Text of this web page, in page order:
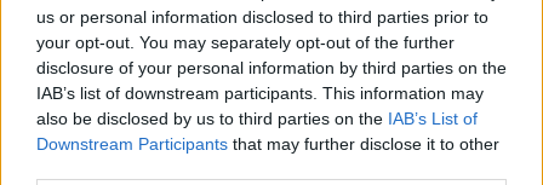
us or personal information disclosed to third parties prior to
your opt-out. You may separately opt-out of the further
disclosure of your personal information by third parties on the
IAB’s list of downstream participants. This information may
also be disclosed by us to third parties on the IAB’s List of
Downstream Participants that may further disclose it to other
Madrid: occhio al ritorno in Liga di Rodri, offerto a 3,00,
seguito a 6,00 da tre giocatori del PSG campione d’Europa, i
due perni portoghesi del centrocampo di Luis Enrique e
Khvicha Kvaratskhelia, Mvp dell’ultima Champions League.